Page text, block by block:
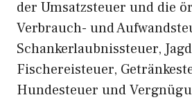
der Umsatzsteuer und die
Verbrauch- und
Schankerlaubnissteuer,
Fischereisteuer,
Hundesteuer und